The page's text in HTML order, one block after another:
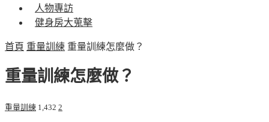
人物專訪
健身房大蒐擊
首頁 重量訓練 重量訓練怎麼做？
重量訓練怎麼做？
重量訓練 1,432 2